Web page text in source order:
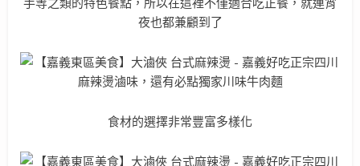
夜也都兼顧到了
食材的選擇非常豐富多樣化